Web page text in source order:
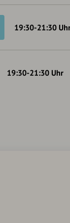
19:30-21:30
19:30-21:30 Uhr